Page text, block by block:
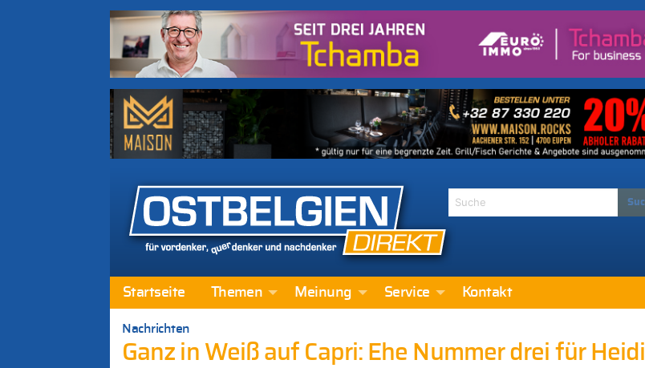
Startseite Themen Meinung Service Kontakt
Nachrichten
Ganz in Weiß auf Capri: Ehe Nummer drei für Heidi